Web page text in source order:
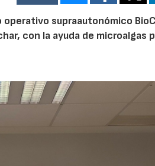
operativo supraautonómico
con la ayuda de microalgas